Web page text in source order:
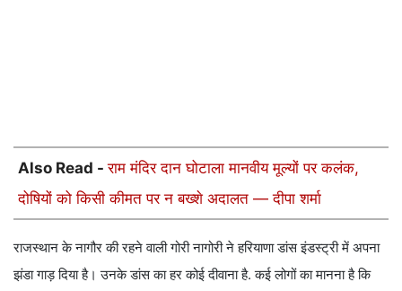
Also Read -राम मंदिर दान घोटाला मानवीय मूल्यों पर कलंक,
दोषियों को किसी कीमत पर न बख्शे अदालत — दीपा शर्मा
राजस्थान के नागौर की रहने वाली गोरी नागोरी ने हरियाणा डांस इंडस्ट्री में अपना
झंडा गाड़ दिया है। उनके डांस का हर कोई दीवाना है. कई लोगों का मानना है कि